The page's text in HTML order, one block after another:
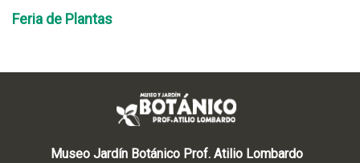
Feria de Plantas
Museo Jardín Botánico Prof. Atilio Lombardo